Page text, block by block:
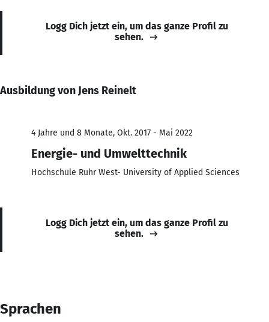
Logg Dich jetzt ein, um das ganze Profil zu
sehen.
Ausbildung von Jens Reinelt
4 Jahre und 8 Monate, Okt. 2017 - Mai 2022
Energie- und Umwelttechnik
Hochschule Ruhr West- University of Applied Sciences
Logg Dich jetzt ein, um das ganze Profil zu
sehen.
Sprachen